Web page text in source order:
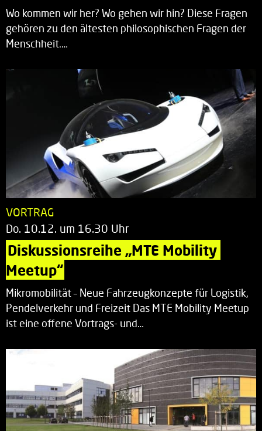
Wo kommen wir her? Wo gehen wir hin? Diese Fragen
gehören zu den ältesten philosophischen Fragen der
Menschheit.…
VORTRAG
Do. 10.12. um 16.30 Uhr
Diskussionsreihe „MTE Mobility
Meetup“
Mikromobilität – Neue Fahrzeugkonzepte für Logistik,
Pendelverkehr und Freizeit Das MTE Mobility Meetup
ist eine offene Vortrags- und…